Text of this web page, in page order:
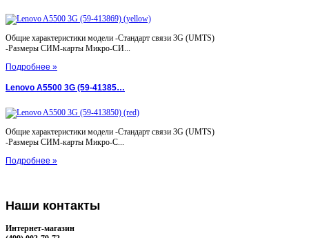
Общие характеристики модели -Стандарт связи 3G (UMTS)
-Размеры СИМ-карты Микро-СИ...
Подробнее »
Lenovo A5500 3G (59-41385…
Общие характеристики модели -Стандарт связи 3G (UMTS)
-Размеры СИМ-карты Микро-С...
Подробнее »
Наши контакты
Интернет-магазин